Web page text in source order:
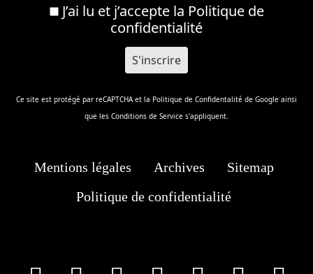
J’ai lu et j’accepte la Politique de
confidentialité
Ce site est protégé par reCAPTCHA et la Politique de Confidentalité de Google ainsi
que les Conditions de Service s'appliquent.
Mentions légales Archives
Sitemap
Politique de confidentialité